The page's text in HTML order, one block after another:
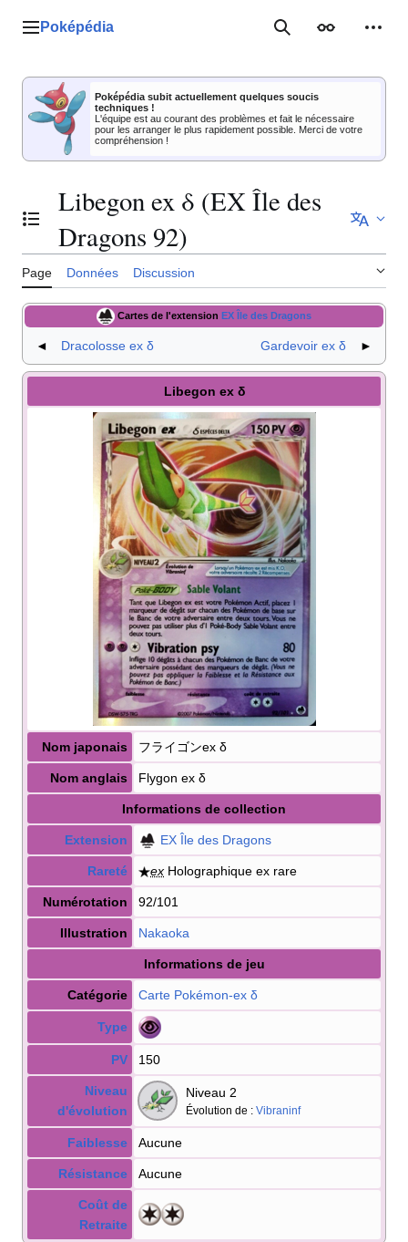
Menu principal
Poképédia RechercherApparence
Poképédia subit actuellement quelques soucis
techniques !
L'équipe est au courant des problèmes et fait le nécessaire
pour les arranger le plus rapidement possible. Merci de votre
compréhension !
Basculer la table des matières
Libegon ex δ (EX Île des
Dragons 92)
Page Données Discussion
Cartes de l'extension EX Île des Dragons
◄ Dracolosse ex δ Gardevoir ex δ ►
Libegon ex δ
Nom japonais フライゴンex δ
Nom anglais Flygon ex δ
Informations de collection
Extension EX Île des Dragons
Rareté ex Holographique ex rare
Numérotation 92/101
Illustration Nakaoka
Informations de jeu
Catégorie Carte Pokémon-ex δ
Type
PV 150
Niveau
d'évolution
Niveau 2
Évolution de : Vibraninf
Faiblesse Aucune
Résistance Aucune
Coût de
Retraite